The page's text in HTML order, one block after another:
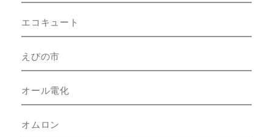
エコキュート
えびの市
オール電化
オムロン